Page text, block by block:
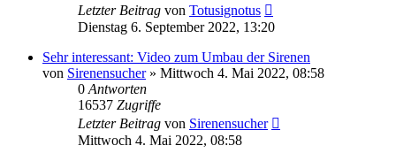
Letzter Beitrag von Totusignotus
Dienstag 6. September 2022, 13:20
Sehr interessant: Video zum Umbau der Sirenen
von Sirenensucher» Mittwoch 4. Mai 2022, 08:58
0 Antworten
16537 Zugriffe
Letzter Beitrag von Sirenensucher
Mittwoch 4. Mai 2022, 08:58